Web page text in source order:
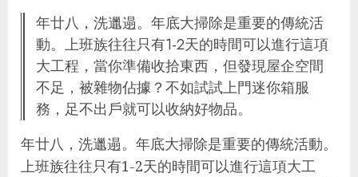
年廿八，洗邋遢。年底大掃除是重要的傳統活
動。上班族往往只有1-2天的時間可以進行這項
大工程，當你準備收拾東西，但發現屋企空間
不足，被雜物佔據？不如試試上門迷你箱服
務，足不出戶就可以收納好物品。
年廿八，洗邋遢。年底大掃除是重要的傳統活動。
上班族往往只有1-2天的時間可以進行這項大工